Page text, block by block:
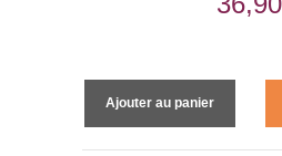
Ajouter au panier